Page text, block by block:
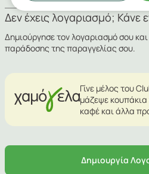
Δεν έχεις λογαριασμό; Κάνε
Δημιούργησε τον λογαριασμό σου
παράδοσης της παραγγελίας σου.
Γίνε μέλος του
μάζεψε
καφέ και άλλα
Δημιουργία